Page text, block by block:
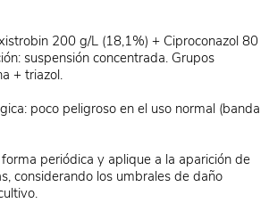
200 g/L (18,1%) + Ciproconazol 80
suspensión concentrada. Grupos
+ triazol.
poco peligroso en el uso normal (banda
periódica y aplique a la aparición de
considerando los umbrales de daño